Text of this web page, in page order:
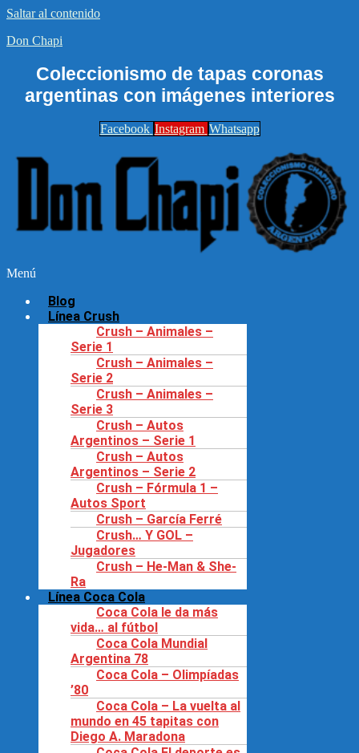
Saltar al contenido
Don Chapi
Coleccionismo de tapas coronas
argentinas con imágenes interiores
Facebook Instagram Whatsapp
Menú
Blog
Línea Crush
Crush – Animales –
Serie 1
Crush – Animales –
Serie 2
Crush – Animales –
Serie 3
Crush – Autos
Argentinos – Serie 1
Crush – Autos
Argentinos – Serie 2
Crush – Fórmula 1 –
Autos Sport
Crush – García Ferré
Crush… Y GOL –
Jugadores
Crush – He-Man & She-
Ra
Línea Coca Cola
Coca Cola le da más
vida… al fútbol
Coca Cola Mundial
Argentina 78
Coca Cola – Olimpíadas
’80
Coca Cola – La vuelta al
mundo en 45 tapitas con
Diego A. Maradona